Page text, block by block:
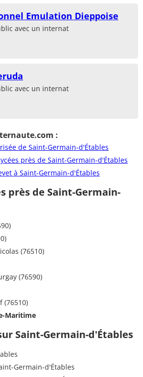
Emulation Dieppoise
avec un internat
avec un internat
:
de Saint-Germain-d'Étables
près de Saint-Germain-d'Étables
à Saint-Germain-d'Étables
près de Saint-Germain-
(76510)
(76590)
(76510)
Maritime
Saint-Germain-d'Étables
Germain-d'Étables